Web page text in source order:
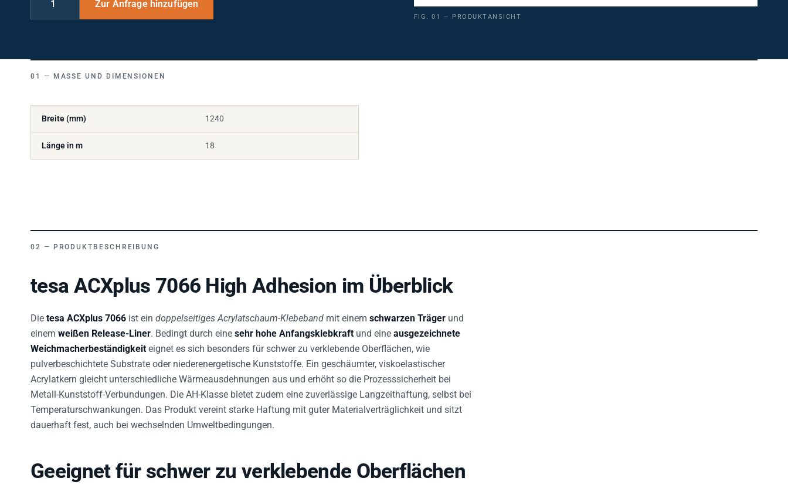
MASSE UND DIMENSIONEN
Breite (mm) 1240
Länge in m 18
PRODUKTBESCHREIBUNG
tesa ACXplus 7066 High Adhesion im Überblick
Die tesa ACXplus 7066 ist ein doppelseitiges Acrylatschaum-Klebeband mit einem schwarzen Träger und
einem weißen Release-Liner . Bedingt durch eine sehr hohe Anfangsklebkraft und eine ausgezeichnete
Weichmacherbeständigkeit eignet es sich besonders für schwer zu verklebende Oberflächen, wie
pulverbeschichtete Substrate oder niederenergetische Kunststoffe. Ein geschäumter, viskoelastischer
Acrylatkern gleicht unterschiedliche Wärmeausdehnungen aus und erhöht so die Prozesssicherheit bei
Metall-Kunststoff-Verbundungen. Die AH-Klasse bietet zudem eine zuverlässige Langzeithaftung, selbst bei
Temperaturschwankungen. Das Produkt vereint starke Haftung mit guter Materialverträglichkeit und sitzt
dauerhaft fest, auch bei wechselnden Umweltbedingungen.
Geeignet für schwer zu verklebende Oberflächen